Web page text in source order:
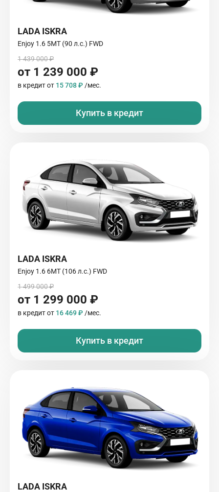
LADA ISKRA
Enjoy 1.6 5МТ (90 л.с.) FWD
1 439 000 ₽
от 1 239 000 ₽
в кредит от 15 708 ₽ /мес.
Купить в кредит
LADA ISKRA
Enjoy 1.6 6MT (106 л.с.) FWD
1 499 000 ₽
от 1 299 000 ₽
в кредит от 16 469 ₽ /мес.
Купить в кредит
LADA ISKRA